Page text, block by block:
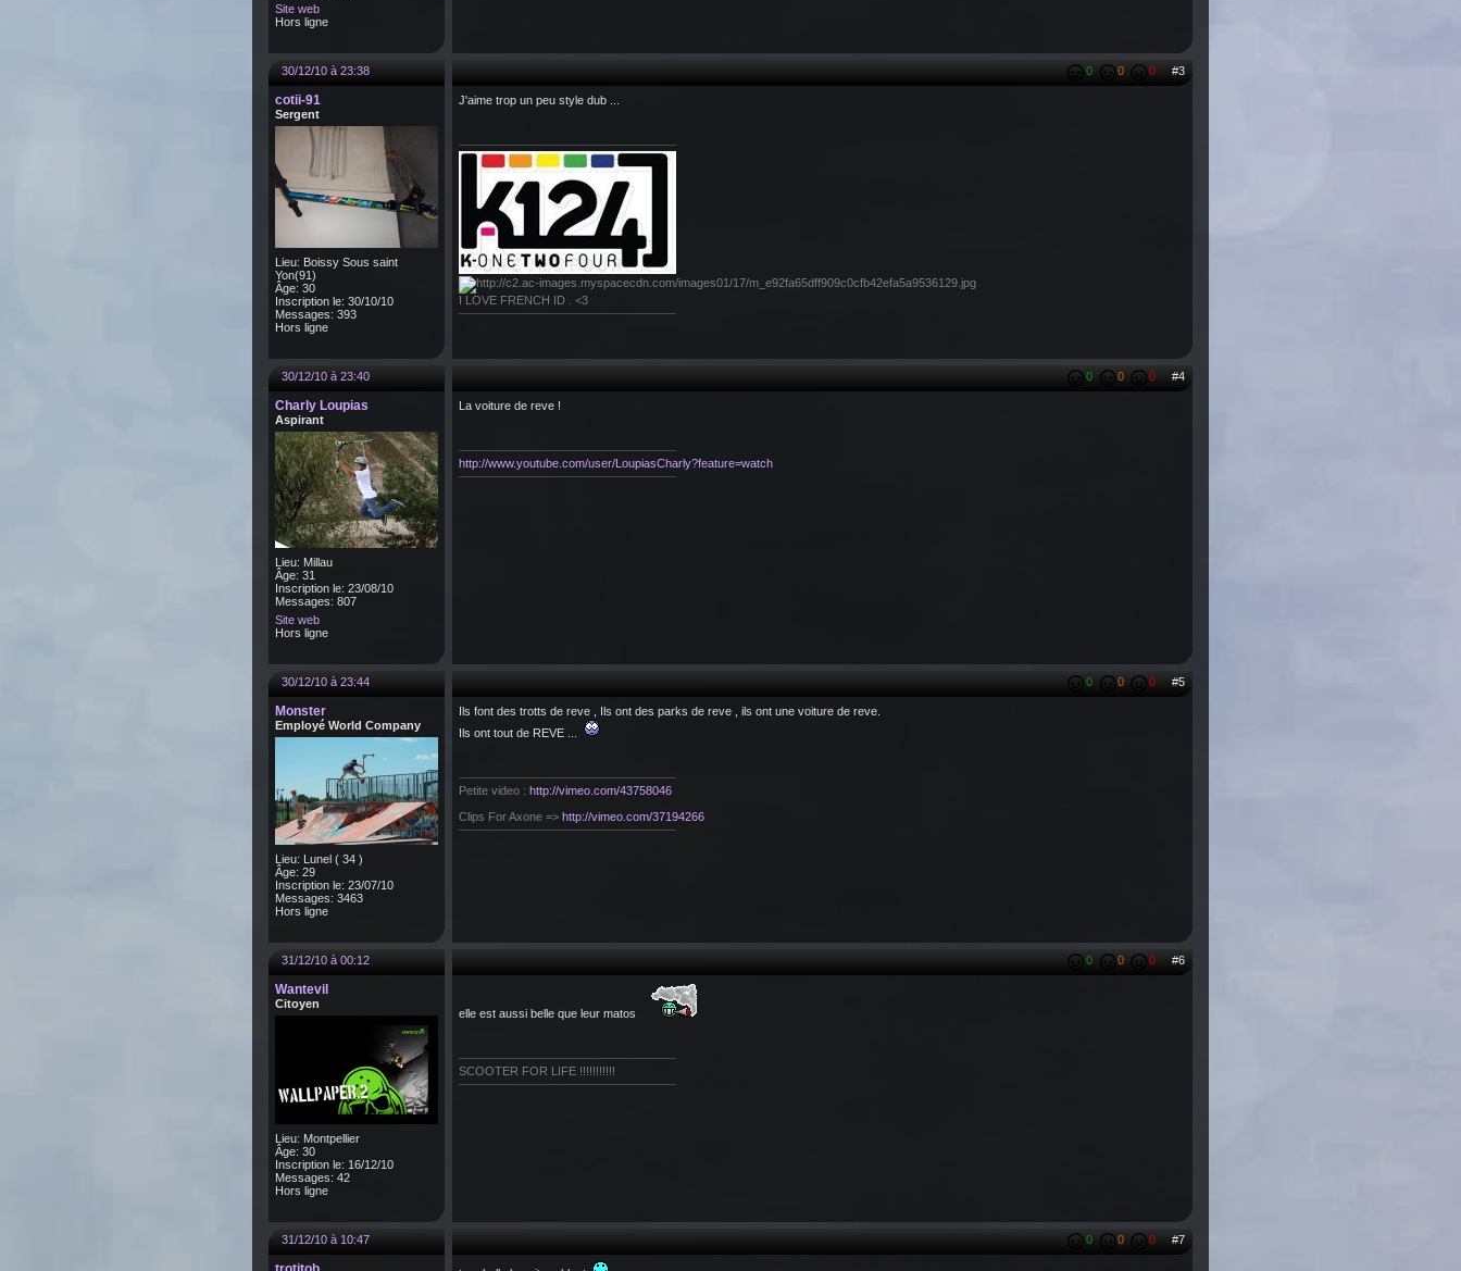
Site web
Hors ligne
0 0 0 #3
30/12/10 à 23:38
cotii-91
Sergent
Lieu: Boissy Sous saint
Yon(91)
Âge: 30
Inscription le: 30/10/10
Messages: 393
Hors ligne
J'aime trop un peu style dub ...
I LOVE FRENCH ID . <3
0 0 0 #4
30/12/10 à 23:40
Charly Loupias
Aspirant
Lieu: Millau
Âge: 31
Inscription le: 23/08/10
Messages: 807
Site web
Hors ligne
La voiture de reve !
http://www.youtube.com/user/LoupiasCharly?feature=watch
0 0 0 #5
30/12/10 à 23:44
Monster
Employé World Company
Lieu: Lunel ( 34 )
Âge: 29
Inscription le: 23/07/10
Messages: 3463
Hors ligne
Ils font des trotts de reve , Ils ont des parks de reve , ils ont une voiture de reve.
Ils ont tout de REVE ...
Petite video : http://vimeo.com/43758046
Clips For Axone => http://vimeo.com/37194266
0 0 0 #6
31/12/10 à 00:12
Wantevil
Citoyen
Lieu: Montpellier
Âge: 30
Inscription le: 16/12/10
Messages: 42
Hors ligne
elle est aussi belle que leur matos
SCOOTER FOR LIFE !!!!!!!!!!!
0 0 0 #7
31/12/10 à 10:47